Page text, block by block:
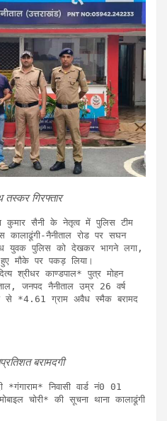
गिरफ्तार
कालाढूंगी-नैनीताल रोड पर सघन
युवक पुलिस को देखकर भागने लगा,
मौके पर पकड़ लिया।
श्रीधर काण्डपाल* पुत्र मोहन
जनपद नैनीताल उम्र 26 वर्ष
से *4.61 ग्राम अवैध स्मैक बरामद
बरामदगी
निवासी वार्ड नं0 01
चोरी* की सूचना थाना कालाढूंगी